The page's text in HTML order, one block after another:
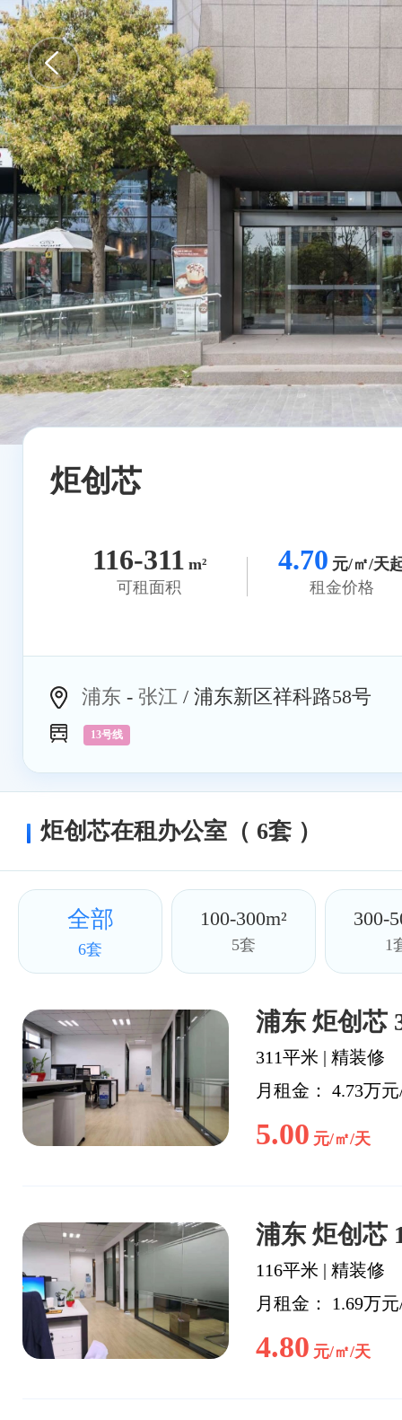
炬创芯
116-311 m²
可租面积
4.70 元/㎡/天
租金价格
浦东 - 张江 / 浦东新区祥科路58号
13号线
炬创芯在租办公室（ 6套 ）
全部
6套
100-300m²
5套
300-
1
浦东 炬创芯
311平米 | 精装修
月租金： 4.73万
5.00 元/㎡/天
浦东 炬创芯
116平米 | 精装修
月租金： 1.69万
4.80 元/㎡/天